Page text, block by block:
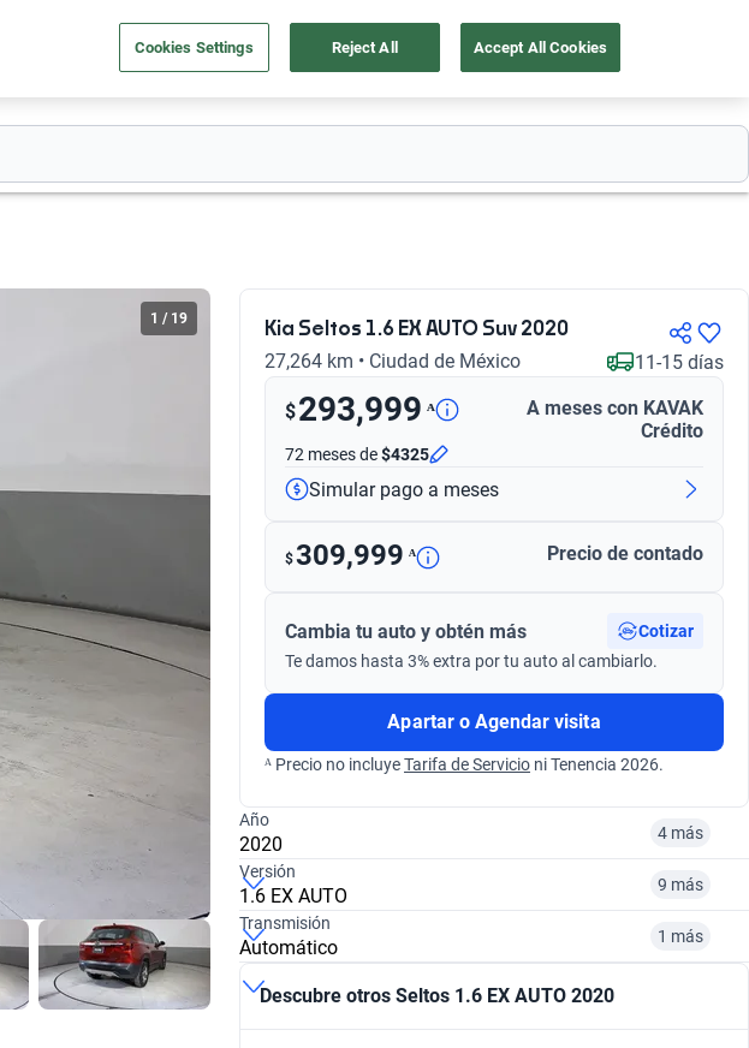
Cuida tu auto Nosotros 55 4162 9202 Ubicación
Kia Seltos 1.6 EX AUTO Suv 2020
27,264 km • Ciudad de México 11-15 días
A meses con KAVAK
Crédito
$293,999 ᴬ
72 mesesde$4325
Simular pago a meses
Precio de contado
$309,999 ᴬ
Cambia tu auto y obtén más
Cotizar
Te damos hasta 3% extra por tu auto al cambiarlo.
Apartar o Agendar visita
ᴬ Precio no incluyeTarifa de Servicio ni Tenencia 2026.
Año
2020 4 más
¿Comparar versiones? → Pregúntale a KOPI
2020
$240,999 $271,999
Versión
1.6 EX AUTO 9 más
¿Comparar versiones? → Pregúntale a KOPI
1.6 EX PACK AUTO 1.6 SX AUTO
Transmisión
Automático 1 más
¿Comparar versiones? → Pregúntale a KOPI
Descubre otros Seltos 1.6 EX AUTO 2020
1 / 19
Cookies Settings Reject All Accept All Cookies